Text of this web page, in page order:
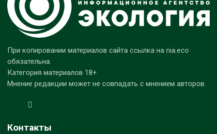
При копировании материалов сайта ссылка на nia.eco
обязательна.
Категория материалов 18+
Мнение редакции может не совпадать с мнением авторов.
Контакты